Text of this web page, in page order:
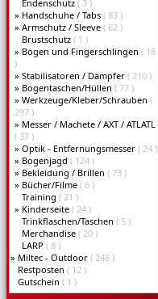
Endenschutz ( 3 )
» Handschuhe / Tabs ( 83 )
» Armschutz / Sleeve ( 62 )
Brustschutz ( 1 )
» Bogen und Fingerschlingen ( 18
)
» Stabilisatoren / Dämpfer ( 210 )
» Bogentaschen/Hüllen ( 77 )
» Werkzeuge/Kleber/Schrauben (
297 )
» Messer / Machete / AXT / ATLATL
( 37 )
» Optik - Entfernungsmesser ( 24 )
» Bogenjagd ( 124 )
» Bekleidung / Brillen ( 73 )
» Bücher/Filme ( 6 )
Training ( 21 )
» Kinderseite ( 24 )
Trinkflaschen/Taschen ( 5 )
Merchandise ( 20 )
LARP ( 8 )
» Miltec - Outdoor ( 248 )
Restposten ( 12 )
Gutschein ( 1 )